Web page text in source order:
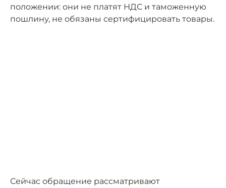
положении: они не платят НДС и таможенную
пошлину, не обязаны сертифицировать товары.
Сейчас обращение рассматривают